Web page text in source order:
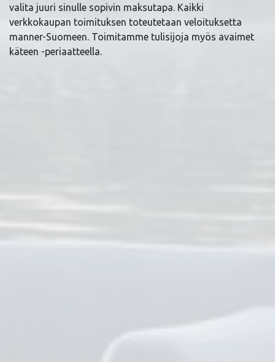
valita juuri sinulle sopivin maksutapa. Kaikki
verkkokaupan toimituksen toteutetaan veloituksetta
manner-Suomeen. Toimitamme tulisijoja myös avaimet
käteen -periaatteella.